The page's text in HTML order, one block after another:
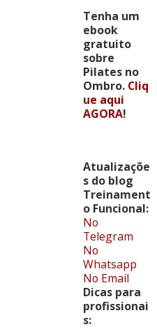
Tenha um
ebook
gratuito
sobre
Pilates no
Ombro. Cliq
ue aqui
AGORA!
Atualizaçõe
s do blog
Treinament
o Funcional:
No
Telegram
No
Whatsapp
No Email
Dicas para
profissionai
s: